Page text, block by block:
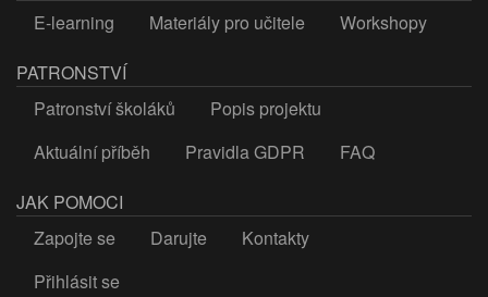
E-learning
Materiály pro učitele
Workshopy
PATRONSTVÍ
Patronství školáků
Popis projektu
Aktuální příběh
Pravidla GDPR
FAQ
JAK POMOCI
Zapojte se
Darujte
Kontakty
LOGIN
Přihlásit se